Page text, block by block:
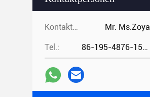
Kontaktpersonen: Mr. Ms.Zoya
Tel.: 86-195-4876-1535